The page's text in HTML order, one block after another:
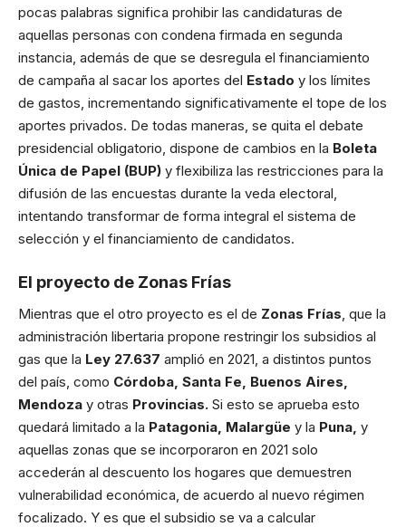
pocas palabras significa prohibir las candidaturas de
aquellas personas con condena firmada en segunda
instancia, además de que se desregula el financiamiento
de campaña al sacar los aportes del Estado y los límites
de gastos, incrementando significativamente el tope de los
aportes privados. De todas maneras, se quita el debate
presidencial obligatorio, dispone de cambios en la Boleta
Única de Papel (BUP) y flexibiliza las restricciones para la
difusión de las encuestas durante la veda electoral,
intentando transformar de forma integral el sistema de
selección y el financiamiento de candidatos.
El proyecto de Zonas Frías
Mientras que el otro proyecto es el de Zonas Frías, que la
administración libertaria propone restringir los subsidios al
gas que la Ley 27.637 amplió en 2021, a distintos puntos
del país, como Córdoba, Santa Fe, Buenos Aires,
Mendoza y otras Provincias. Si esto se aprueba esto
quedará limitado a la Patagonia, Malargüe y la Puna, y
aquellas zonas que se incorporaron en 2021 solo
accederán al descuento los hogares que demuestren
vulnerabilidad económica, de acuerdo al nuevo régimen
focalizado. Y es que el subsidio se va a calcular